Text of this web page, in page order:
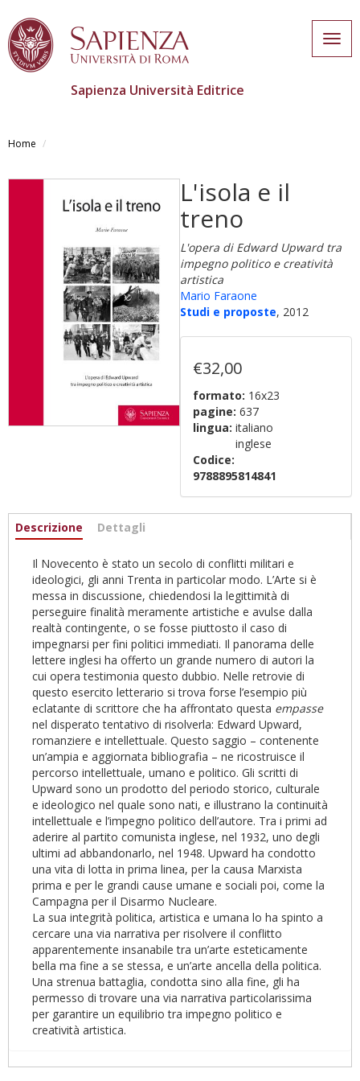
contenuto
Sapienza Università Editrice
Home
L'isola e il
treno
L'opera di Edward Upward tra
impegno politico e creatività
artistica
Mario Faraone
Studi e proposte, 2012
€32,00
formato: 16x23
pagine: 637
lingua: italiano
inglese
Codice:
9788895814841
Informazioni
Descrizione (scheda
Dettagli
Il Novecento è stato un secolo di conflitti militari e
ideologici, gli anni Trenta in particolar modo. L’Arte si è
messa in discussione, chiedendosi la legittimità di
perseguire finalità meramente artistiche e avulse dalla
realtà contingente, o se fosse piuttosto il caso di
impegnarsi per fini politici immediati. Il panorama delle
lettere inglesi ha offerto un grande numero di autori la
cui opera testimonia questo dubbio. Nelle retrovie di
questo esercito letterario si trova forse l’esempio più
eclatante di scrittore che ha affrontato questa empasse
nel disperato tentativo di risolverla: Edward Upward,
romanziere e intellettuale. Questo saggio – contenente
un’ampia e aggiornata bibliografia – ne ricostruisce il
percorso intellettuale, umano e politico. Gli scritti di
Upward sono un prodotto del periodo storico, culturale
e ideologico nel quale sono nati, e illustrano la continuità
intellettuale e l’impegno politico dell’autore. Tra i primi ad
aderire al partito comunista inglese, nel 1932, uno degli
ultimi ad abbandonarlo, nel 1948. Upward ha condotto
una vita di lotta in prima linea, per la causa Marxista
prima e per le grandi cause umane e sociali poi, come la
Campagna per il Disarmo Nucleare.
La sua integrità politica, artistica e umana lo ha spinto a
cercare una via narrativa per risolvere il conflitto
apparentemente insanabile tra un’arte esteticamente
bella ma fine a se stessa, e un’arte ancella della politica.
Una strenua battaglia, condotta sino alla fine, gli ha
permesso di trovare una via narrativa particolarissima
per garantire un equilibrio tra impegno politico e
creatività artistica.